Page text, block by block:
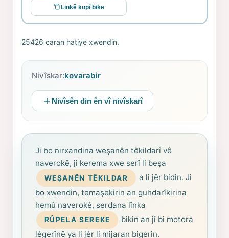
Linkê kopî bike
25426 caran hatiye xwendin.
Nivîskar:kovarabir
Nivîsên din ên vî nivîskarî
Ji bo nirxandina weşanên têkildarî vê
naverokê, ji kerema xwe serî li beşa
WEŞANÊN TÊKILDAR
a li jêr bidin. Ji
bo xwendin, temaşekirin an guhdarîkirina
hemû naverokê, serdana lînka
RÛPELA SEREKE
bikin an jî bi motora
lêgerînê ya li jêr li mijaran bigerin.